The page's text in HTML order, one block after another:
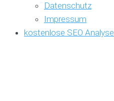
Datenschutz
Impressum
kostenlose SEO Analyse